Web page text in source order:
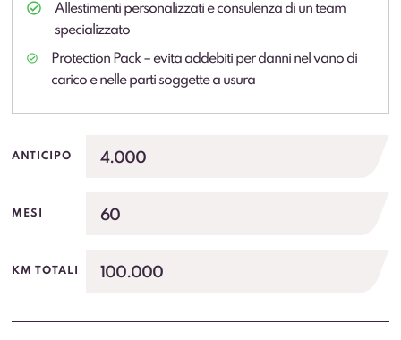
Allestimenti personalizzati e consulenza di un team
specializzato
Protection Pack – evita addebiti per danni nel vano di
carico e nelle parti soggette a usura
ANTICIPO 4.000
MESI 60
KM TOTALI 100.000